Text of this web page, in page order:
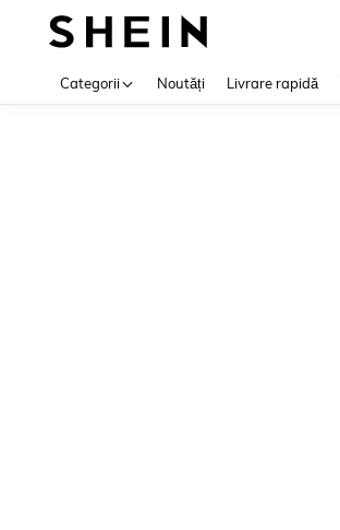
Categorii Noutăți Livrare rapidă